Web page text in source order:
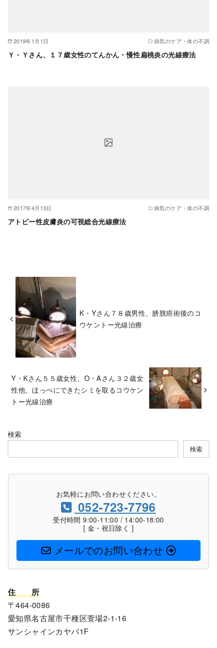
2019年1月1日 病気のケア・体の不調
Ｙ・Ｙさん、１７歳女性のてんかん・慢性扁桃炎の光線療法
2017年4月13日 病気のケア・体の不調
アトピー性皮膚炎の可視総合光線療法
K・Yさん７８歳男性、膀胱癌術後のコ
ウケントー光線治療
Y・Kさん５５歳女性、O・Aさん３２歳女
性他、ほっぺにできたシミを取るコウケン
トー光線治療
検索
検索
お気軽にお問い合わせください。
052-723-7796
受付時間 9:00-11:00 / 14:00-18:00
[ 金・祝日除く ]
メールでのお問い合わせ
住
所
〒464-0086
愛知県名古屋市千種区萱場2-1-16
サンシャインカヤバ1F